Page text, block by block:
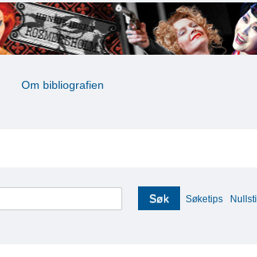
Om bibliografien
Søk Søketips Nullstill